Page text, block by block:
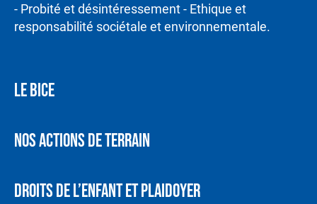
- Probité et désintéressement - Ethique et
responsabilité sociétale et environnementale.
LE BICE
NOS ACTIONS DE TERRAIN
DROITS DE L’ENFANT ET PLAIDOYER